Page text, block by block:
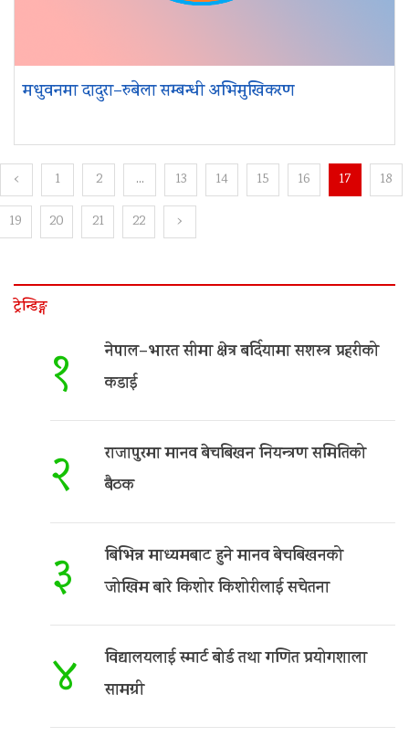
मधुवनमा दादुरा–रुबेला सम्बन्धी अभिमुखिकरण
‹ 1 2 ... 13 14 15 16 17
18
19
20 21 22 ›
ट्रेन्डिङ्ग
१
नेपाल–भारत सीमा क्षेत्र बर्दियामा सशस्त्र प्रहरीको
कडाई
२
राजापुरमा मानव बेचबिखन नियन्त्रण समितिको
बैठक
३
बिभिन्न माध्यमबाट हुने मानव बेचबिखनको
जोखिम बारे किशोर किशोरीलाई सचेतना
४
विद्यालयलाई स्मार्ट बोर्ड तथा गणित प्रयोगशाला
सामग्री